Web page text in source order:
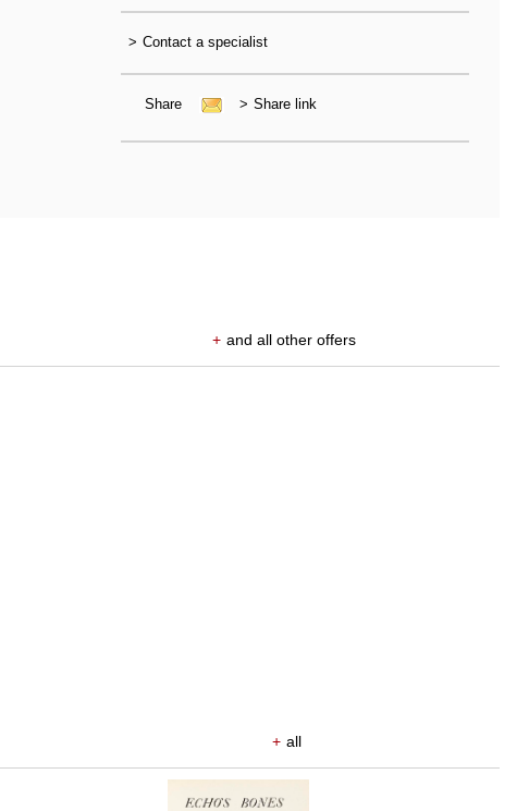
> Contact a specialist
Share > Share link
+ and all other offers
+ all